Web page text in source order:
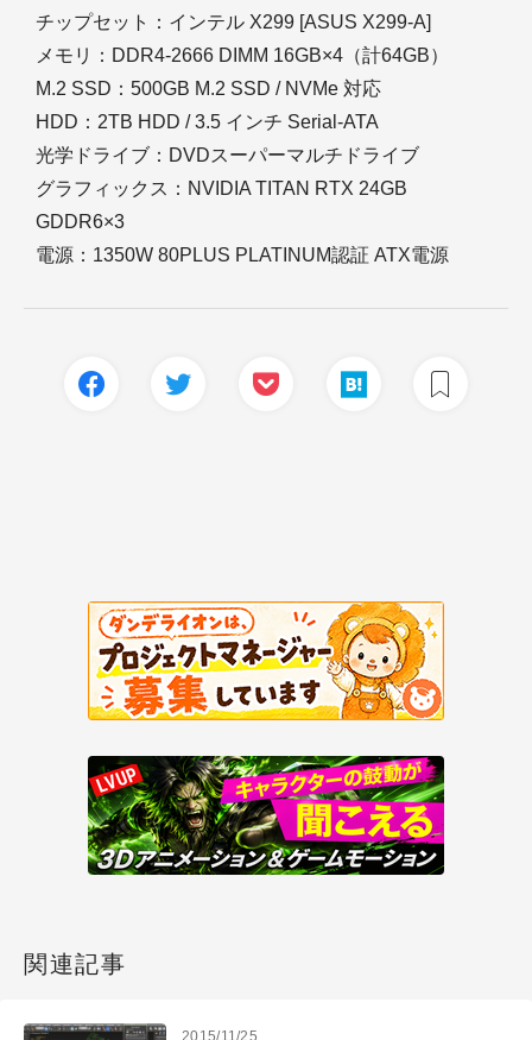
チップセット：インテル X299 [ASUS X299-A]
メモリ：DDR4-2666 DIMM 16GB×4（計64GB）
M.2 SSD：500GB M.2 SSD / NVMe 対応
HDD：2TB HDD / 3.5 インチ Serial-ATA
光学ドライブ：DVDスーパーマルチドライブ
グラフィックス：NVIDIA TITAN RTX 24GB
GDDR6×3
電源：1350W 80PLUS PLATINUM認証 ATX電源
関連記事
2015/11/25